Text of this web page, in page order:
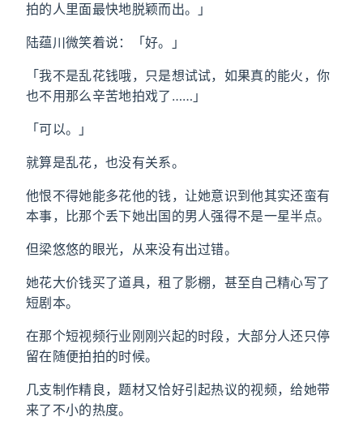
拍的人里面最快地脱颖而出。」
陆蕴川微笑着说：「好。」
「我不是乱花钱哦，只是想试试，如果真的能火，你
也不用那么辛苦地拍戏了……」
「可以。」
就算是乱花，也没有关系。
他恨不得她能多花他的钱，让她意识到他其实还蛮有
本事，比那个丢下她出国的男人强得不是一星半点。
但梁悠悠的眼光，从来没有出过错。
她花大价钱买了道具，租了影棚，甚至自己精心写了
短剧本。
在那个短视频行业刚刚兴起的时段，大部分人还只停
留在随便拍拍的时候。
几支制作精良，题材又恰好引起热议的视频，给她带
来了不小的热度。